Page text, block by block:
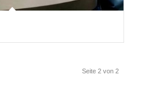
Seite 2 von 2